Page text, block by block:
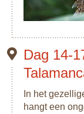
Dag 14-
In het
hangt een